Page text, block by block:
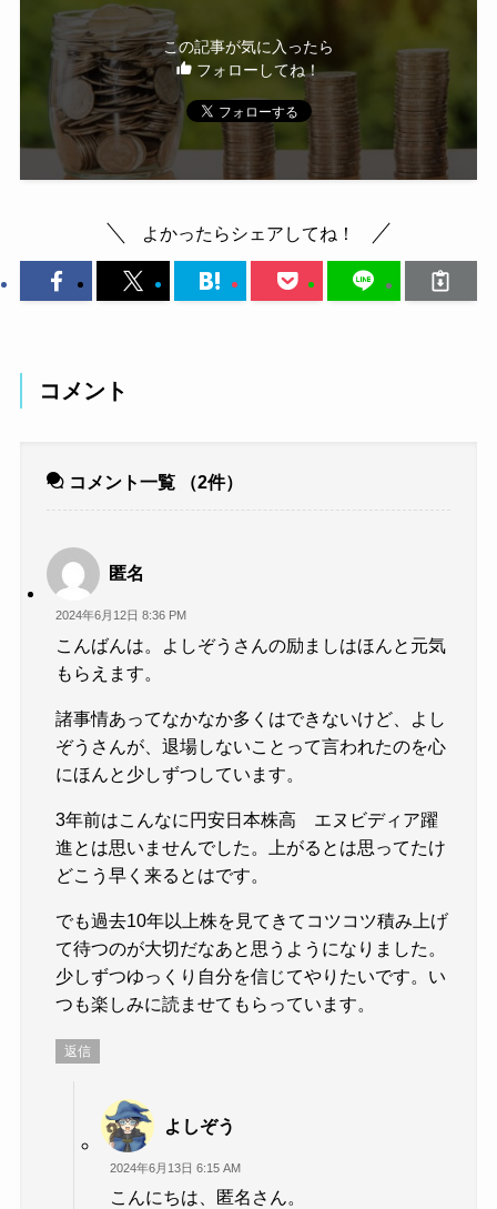
この記事が気に入ったら
フォローしてね！
よかったらシェアしてね！
コメント
コメント一覧 （2件）
匿名
2024年6月12日 8:36 PM
こんばんは。よしぞうさんの励ましはほんと元気
もらえます。
諸事情あってなかなか多くはできないけど、よし
ぞうさんが、退場しないことって言われたのを心
にほんと少しずつしています。
3年前はこんなに円安日本株高 エヌビディア躍
進とは思いませんでした。上がるとは思ってたけ
どこう早く来るとはです。
でも過去10年以上株を見てきてコツコツ積み上げ
て待つのが大切だなあと思うようになりました。
少しずつゆっくり自分を信じてやりたいです。い
つも楽しみに読ませてもらっています。
返信
よしぞう
2024年6月13日 6:15 AM
こんにちは、匿名さん。